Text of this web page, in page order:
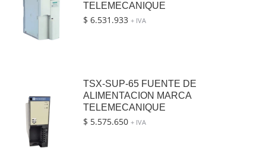
TELEMECANIQUE
$ 6.531.933 + IVA
TSX-SUP-65 FUENTE DE
ALIMENTACION MARCA
TELEMECANIQUE
$ 5.575.650 + IVA